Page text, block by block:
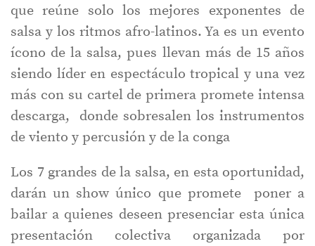
que reúne solo los mejores exponentes de
salsa y los ritmos afro-latinos. Ya es un evento
ícono de la salsa, pues llevan más de 15 años
siendo líder en espectáculo tropical y una vez
más con su cartel de primera promete intensa
descarga, donde sobresalen los instrumentos
de viento y percusión y de la conga
Los 7 grandes de la salsa, en esta oportunidad,
darán un show único que promete poner a
bailar a quienes deseen presenciar esta única
presentación colectiva organizada por